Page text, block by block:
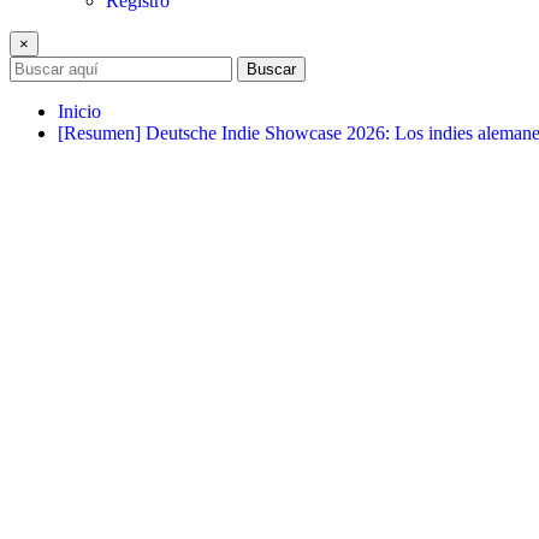
×
Buscar
Inicio
[Resumen] Deutsche Indie Showcase 2026: Los indies